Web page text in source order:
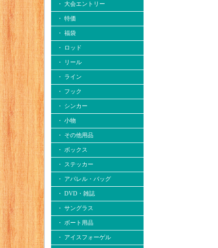
・ 大会エントリー
・ 特価
・ 福袋
・ ロッド
・ リール
・ ライン
・ フック
・ シンカー
・ 小物
・ その他用品
・ ボックス
・ ステッカー
・ アパレル・バッグ
・ DVD・雑誌
・ サングラス
・ ボート用品
・ アイスフォーゲル